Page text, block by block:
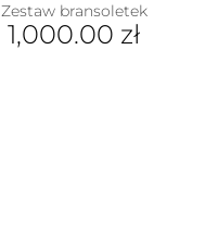
Zestaw bransoletek
1,000.00 zł